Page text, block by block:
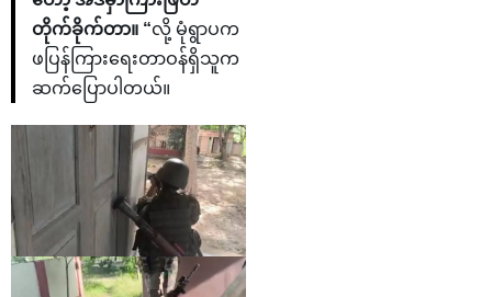
တိုက်ခိုက်တာ။ “လို့ မုံရွာပက
ဖပြန်ကြားရေးတာဝန်ရှိသူက
ဆက်ပြောပါတယ်။